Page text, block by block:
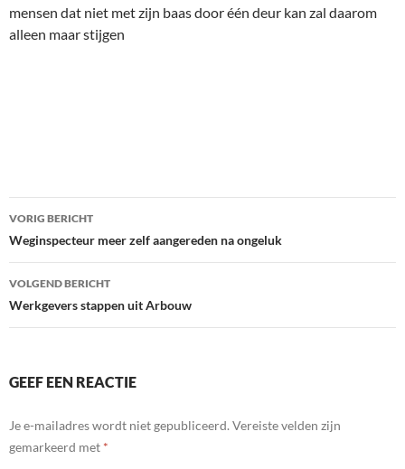
mensen dat niet met zijn baas door één deur kan zal daarom
alleen maar stijgen
Bericht
navigatie
VORIG BERICHT
Weginspecteur meer zelf aangereden na ongeluk
VOLGEND BERICHT
Werkgevers stappen uit Arbouw
GEEF EEN REACTIE
Je e-mailadres wordt niet gepubliceerd. Vereiste velden zijn
gemarkeerd met *